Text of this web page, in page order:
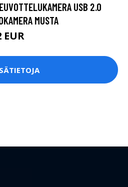
USB 2.0
MUSTA
EUR